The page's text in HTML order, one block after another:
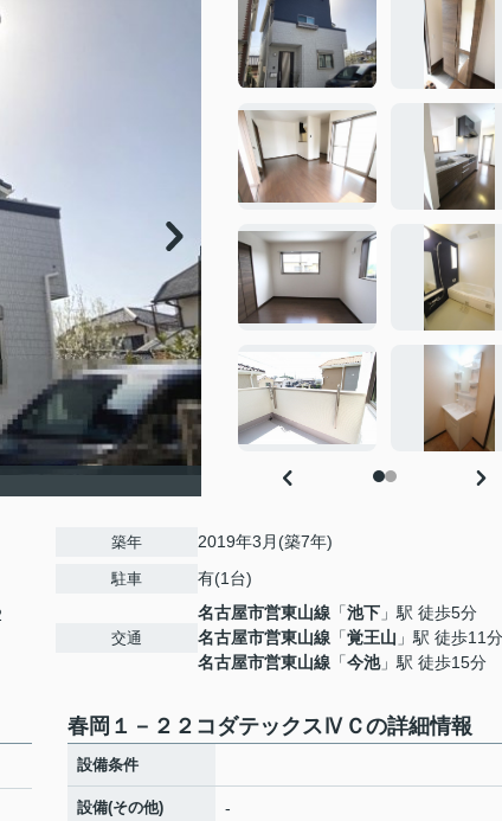
築年 2019年3月(築7年)
駐車 有(1台)
交通
名古屋市営東山線 「池下 」駅 徒歩5分
名古屋市営東山線 「覚王山 」駅 徒歩11分
名古屋市営東山線 「今池」駅 徒歩15分
春岡１－２２コダテックスⅣＣの詳細情報
設備条件
設備(その他) -